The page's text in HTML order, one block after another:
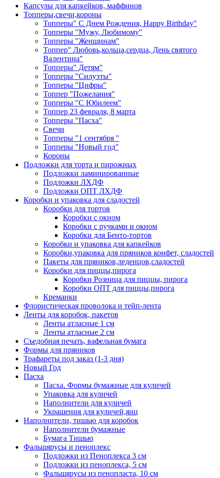
Капсулы для капкейков, маффинов
Топперы,свечи,короны
Топперы" С Днем Рождения, Happy Birthday"
Топперы "Мужу, Любимому"
Топперы "Женщинам"
Топпер" Любовь,кольца,сердца, День святого
Валентина"
Топперы" Детям"
Топперы "Силуэты"
Топперы "Цифры"
Топпер "Пожелания"
Топперы "С Юбилеем"
Топпер 23 февраля, 8 марта
Топперы "Пасха"
Свечи
Топперы "1 сентября "
Топперы "Новый год"
Короны
Подложки для торта и пирожных
Подложки ламинированные
Подложки ЛХДФ
Подложки ОПТ ЛХДФ
Коробки и упаковка для сладостей
Коробки для тортов
Коробки с окном
Коробки с ручками и окном
Коробки для Бенто-тортов
Коробки и упаковка для капкейков
Коробки,упаковка для пряников конфет, сладостей
Пакеты для пряников,леденцов,сладостей
Коробки для пиццы,пирога
Коробки Розница для пиццы, пирога
Коробки ОПТ для пиццы,пирога
Креманки
Флористическая проволока и тейп-лента
Ленты для коробок, пакетов
Ленты атласные 1 см
Ленты атласные 2 см
Съедобная печать, вафельная бумага
Формы для пряников
Трафареты под заказ (1-3 дня)
Новый Год
Пасха
Пасха. Формы бумажные для куличей
Упаковка для куличей
Наполнители для куличей
Украшения для куличей,яиц
Наполнители, тишью для коробок
Наполнители бумажные
Бумага Тишью
Фальшярусы и пеноплекс
Подложки из Пеноплекса 3 см
Подложки из пеноплекса, 5 см
Фальшярусы из пенопласта, 10 см